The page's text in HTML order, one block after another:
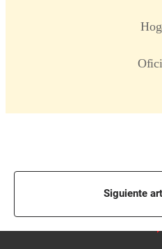
Siguiente